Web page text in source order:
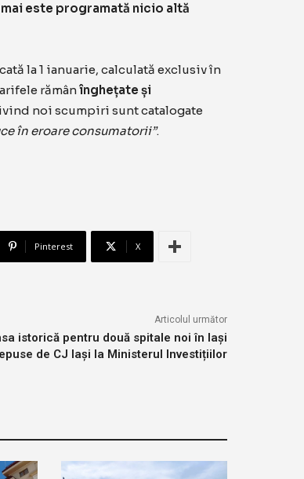
este programată nicio altă
la 1 ianuarie, calculată exclusiv în
rămânînghețate și
noi scumpiri sunt catalogate
în eroare consumatorii”.
Pinterest X
Articolul următor
istorică pentru două spitale noi în Iași
de CJ Iași la Ministerul Investițiilor